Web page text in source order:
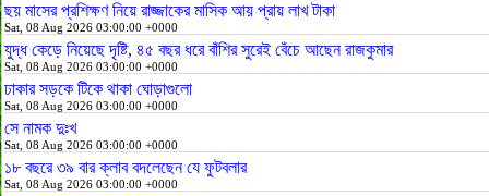
ছয় মাসের প্রশিক্ষণ নিয়ে রাজ্জাকের মাসিক আয় প্রায় লাখ টাকা
Sat, 08 Aug 2026 03:00:00 +0000
যুদ্ধ কেড়ে নিয়েছে দৃষ্টি, ৪৫ বছর ধরে বাঁশির সুরেই বেঁচে আছেন রাজকুমার
Sat, 08 Aug 2026 03:00:00 +0000
ঢাকার সড়কে টিকে থাকা ঘোড়াগুলো
Sat, 08 Aug 2026 03:00:00 +0000
সে নামক দুঃখ
Sat, 08 Aug 2026 03:00:00 +0000
১৮ বছরে ৩৯ বার ক্লাব বদলেছেন যে ফুটবলার
Sat, 08 Aug 2026 03:00:00 +0000